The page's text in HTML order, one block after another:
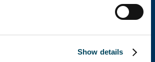
Show details
Box 5894, SE-102 40 Stockholm